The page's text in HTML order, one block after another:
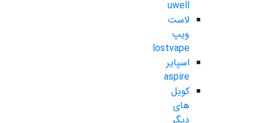
uwell
لاست
ویپ
lostvape
اسپایر
aspire
کویل
های
دیگر